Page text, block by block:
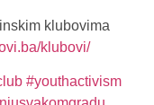
klubovima
klubovi/
#youthactivism